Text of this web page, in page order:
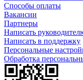
Способы оплаты
Вакансии
Партнеры
Написать
Написать в поддержку
Персональные
Обработка